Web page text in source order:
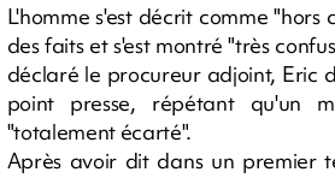
L'homme s'est décrit comme
des faits et s'est montré "très
déclaré le procureur adjoint, Eric
point presse, répétant qu'un
"totalement écarté".
Après avoir dit dans un premier